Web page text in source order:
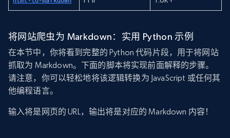
将网站爬虫为 Markdown：实用 Python 示例
在本节中，你将看到完整的 Python 代码片段，用于将网站
抓取为 Markdown。下面的脚本将实现前面解释的步骤。
请注意，你可以轻松地将该逻辑转换为 JavaScript 或任何其
他编程语言。
输入将是网页的 URL，输出将是对应的 Markdown 内容！